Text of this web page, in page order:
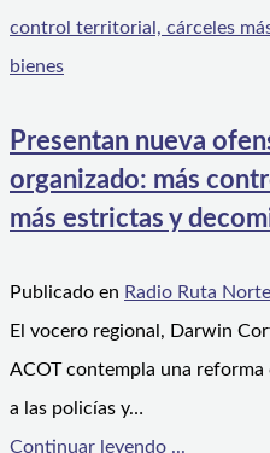
Presentan nueva
organizado: más
más estrictas y
Publicado en Radio Ruta Norte
El vocero regional, Darwin
ACOT contempla una
a las policías y…
Continuar leyendo ...